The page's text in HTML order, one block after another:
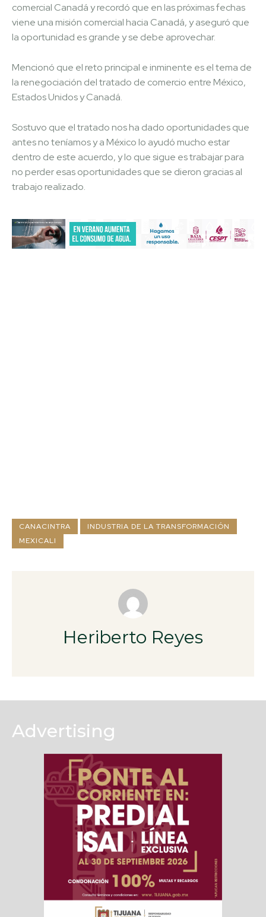
comercial Canadá y recordó que en las próximas fechas
viene una misión comercial hacia Canadá, y aseguró que
la oportunidad es grande y se debe aprovechar.
Mencionó que el reto principal e inminente es el tema de
la renegociación del tratado de comercio entre México,
Estados Unidos y Canadá.
Sostuvo que el tratado nos ha dado oportunidades que
antes no teníamos y a México lo ayudó mucho estar
dentro de este acuerdo, y lo que sigue es trabajar para
no perder esas oportunidades que se dieron gracias al
trabajo realizado.
CANACINTRA
INDUSTRIA DE LA TRANSFORMACIÓN
MEXICALI
Heriberto Reyes
Advertising